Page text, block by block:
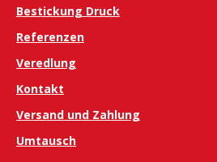
Bestickung Druck
Referenzen
Veredlung
Kontakt
Versand und Zahlung
Umtausch